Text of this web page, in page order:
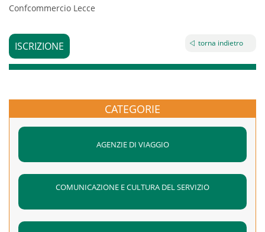
Confcommercio Lecce
ISCRIZIONE torna indietro
CATEGORIE
AGENZIE DI VIAGGIO
COMUNICAZIONE E CULTURA DEL SERVIZIO